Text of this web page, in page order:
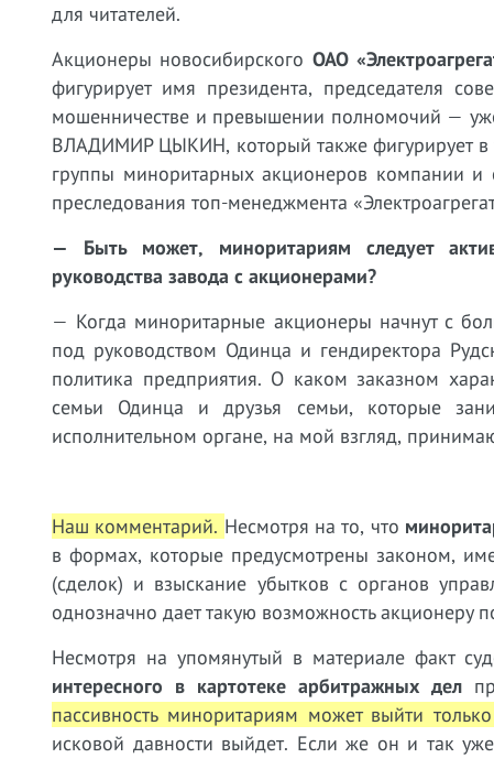
для читателей.
Акционеры новосибирского ОАО
фигурирует имя президента, председателя
мошенничестве и превышении полномочий —
ВЛАДИМИР ЦЫКИН, который также фигурирует в
группы миноритарных акционеров компании и
преследования топ-менеджмента
— Быть может, миноритариям следует
руководства завода с акционерами?
— Когда миноритарные акционеры начнут с
под руководством Одинца и гендиректора
политика предприятия. О каком заказном
семьи Одинца и друзья семьи, которые
исполнительном органе, на мой взгляд,
Наш комментарий. Несмотря на то, что
в формах, которые предусмотрены законом,
(сделок) и взыскание убытков с органов
однозначно дает такую возможность
Несмотря на упомянутый в материале факт
интересного в картотеке арбитражных дел
пассивность миноритариям может выйти
исковой давности выйдет. Если же он и так